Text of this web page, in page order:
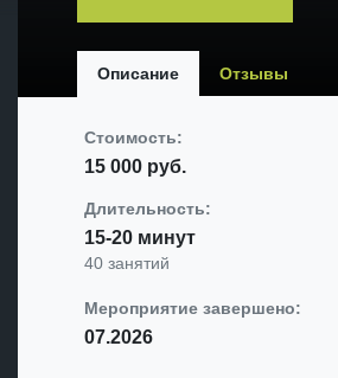
Описание Отзывы
Стоимость:
15 000 руб.
Длительность:
15-20 минут
40 занятий
Мероприятие завершено:
07.2026